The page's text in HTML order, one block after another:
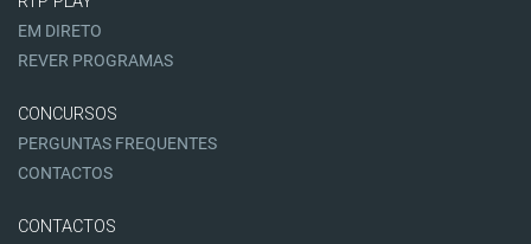
EM DIRETO
REVER PROGRAMAS
CONCURSOS
PERGUNTAS FREQUENTES
CONTACTOS
CONTACTOS